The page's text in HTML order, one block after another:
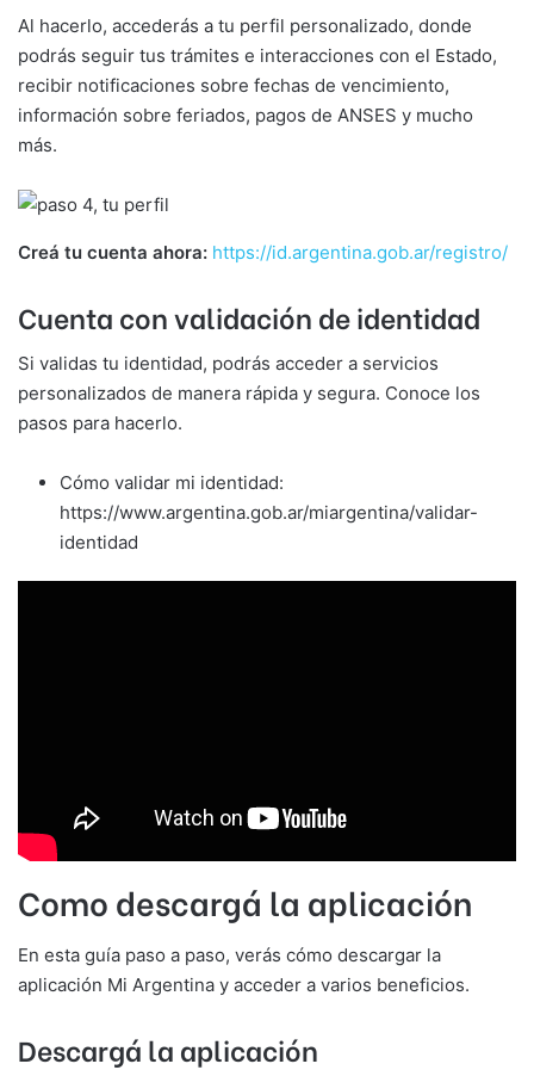
Al hacerlo, accederás a tu perfil personalizado, donde
podrás seguir tus trámites e interacciones con el Estado,
recibir notificaciones sobre fechas de vencimiento,
información sobre feriados, pagos de ANSES y mucho
más.
Creá tu cuenta ahora: https://id.argentina.gob.ar/registro/
Cuenta con validación de identidad
Si validas tu identidad, podrás acceder a servicios
personalizados de manera rápida y segura. Conoce los
pasos para hacerlo.
Cómo validar mi identidad:
https://www.argentina.gob.ar/miargentina/validar-
identidad
Como descargá la aplicación
En esta guía paso a paso, verás cómo descargar la
aplicación Mi Argentina y acceder a varios beneficios.
Descargá la aplicación